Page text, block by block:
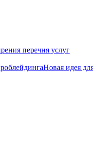
перечня услуг
Новая идея